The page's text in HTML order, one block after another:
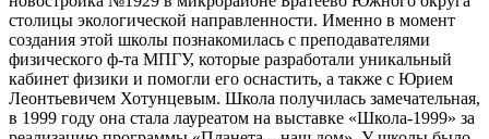
столицы экологической направленности. Именно в момент
создания этой школы познакомилась с преподавателями
физического ф-та МПГУ, которые разработали уникальный
кабинет физики и помогли его оснастить, а также с Юрием
Леонтьевичем Хотунцевым. Школа получилась замечательная,
в 1999 году она стала лауреатом на выставке «Школа-1999» за